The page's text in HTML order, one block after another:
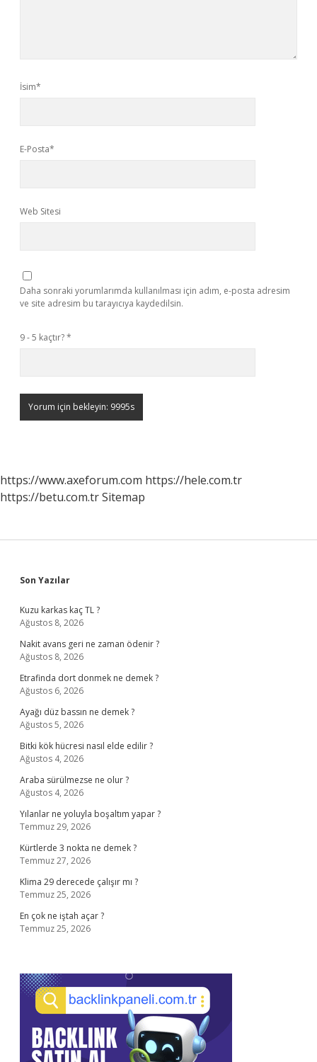
İsim*
E-Posta*
Web Sitesi
Daha sonraki yorumlarımda kullanılması için adım, e-posta adresim
ve site adresim bu tarayıcıya kaydedilsin.
9 - 5 kaçtır?*
https://www.axeforum.com https://hele.com.tr
https://betu.com.trSitemap
Sidebar
Son Yazılar
Kuzu karkas kaç TL ?
Ağustos 8, 2026
Nakit avans geri ne zaman ödenir ?
Ağustos 8, 2026
Etrafinda dort donmek ne demek ?
Ağustos 6, 2026
Ayağı düz bassın ne demek ?
Ağustos 5, 2026
Bitki kök hücresi nasıl elde edilir ?
Ağustos 4, 2026
Araba sürülmezse ne olur ?
Ağustos 4, 2026
Yılanlar ne yoluyla boşaltım yapar ?
Temmuz 29, 2026
Kürtlerde 3 nokta ne demek ?
Temmuz 27, 2026
Klima 29 derecede çalışır mı ?
Temmuz 25, 2026
En çok ne iştah açar ?
Temmuz 25, 2026